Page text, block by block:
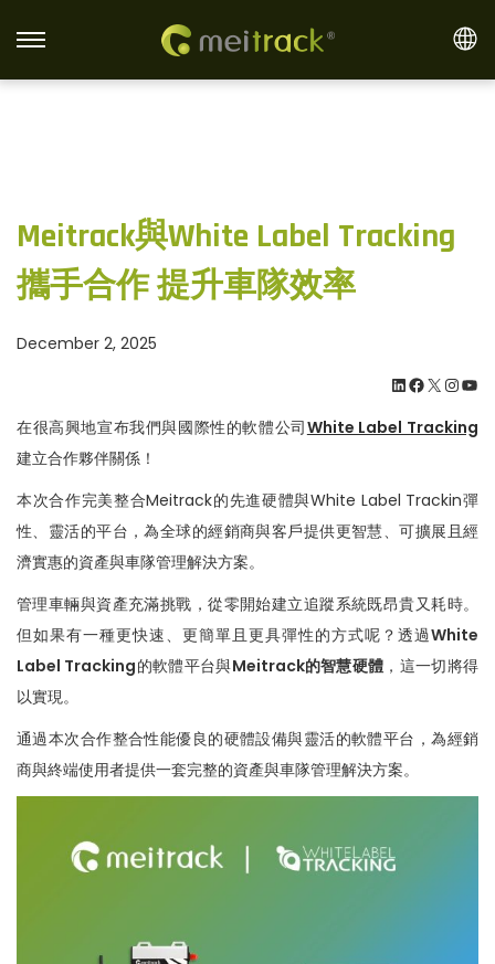
S
k
n
a
v
t
S
k
c
o
n
t
Meitrack與White Label Tracking
攜手合作 提升車隊效率
December 2, 2025
LinkedIn Facebook X InstagramYouTube
在很高興地宣布我們與國際性的軟體公司White Label Tracking
建立合作夥伴關係！
本次合作完美整合Meitrack的先進硬體與White Label Trackin彈
性、靈活的平台，為全球的經銷商與客戶提供更智慧、可擴展且經
濟實惠的資產與車隊管理解決方案。
管理車輛與資產充滿挑戰，從零開始建立追蹤系統既昂貴又耗時。
但如果有一種更快速、更簡單且更具彈性的方式呢？透過White
Label Tracking的軟體平台與Meitrack的智慧硬體 ，這一切將得
以實現。
通過本次合作整合性能優良的硬體設備與靈活的軟體平台，為經銷
商與終端使用者提供一套完整的資產與車隊管理解決方案。